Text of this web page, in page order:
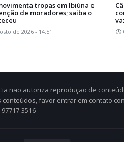
tropas em Ibiúna e
de moradores; saiba o
de 2026 - 14:51
não autoriza reprodução de
conteúdos, favor entrar em contato
3516